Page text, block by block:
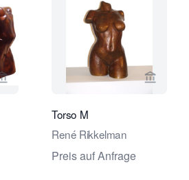
Verkaeuferseite von Galerie
Torso M
René Rikkelman
Preis auf Anfrage